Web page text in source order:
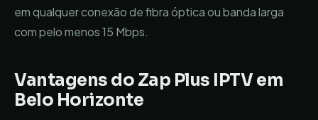
em qualquer conexão de fibra óptica ou banda larga
com pelo menos 15 Mbps.
Vantagens do Zap Plus IPTV em
Belo Horizonte